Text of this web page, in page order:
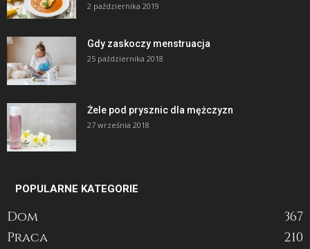
2 października 2019
Gdy zaskoczy menstruacja
25 października 2018
Żele pod prysznic dla mężczyzn
27 września 2018
POPULARNE KATEGORIE
Dom
367
Praca
210